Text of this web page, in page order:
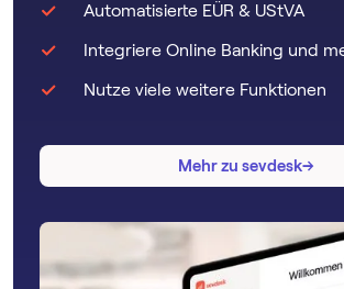
Automatisierte EÜR & UStVA
Integriere Online Banking und
Nutze viele weitere Funktionen
Mehr zu sevdesk→
→